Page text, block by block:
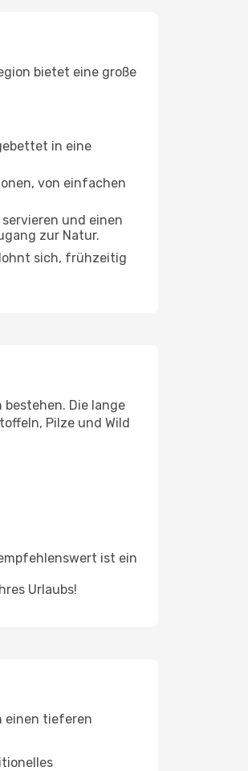
bietet eine große
in eine
von einfachen
und einen
zur Natur.
sich, frühzeitig
Die lange
Pilze und Wild
ist ein
Urlaubs!
einen tieferen